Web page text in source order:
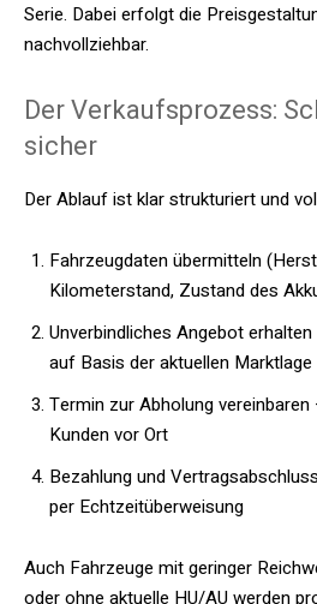
Serie. Dabei erfolgt die
nachvollziehbar.
Der Verkaufsprozess:
sicher
Der Ablauf ist klar strukturiert und
Fahrzeugdaten übermitteln
Kilometerstand, Zustand des
Unverbindliches Angebot
auf Basis der aktuellen Marktlage
Termin zur Abholung
Kunden vor Ort
Bezahlung und
per Echtzeitüberweisung
Auch Fahrzeuge mit geringer
oder ohne aktuelle HU/AU werden